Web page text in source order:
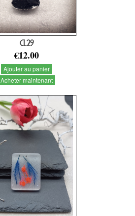
CL29
€12.00
Ajouter au panier
Acheter maintenant